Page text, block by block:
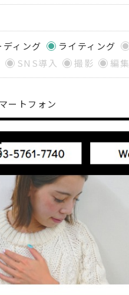
ディング ライティング
SNS導入 撮影 編集
ートフォン